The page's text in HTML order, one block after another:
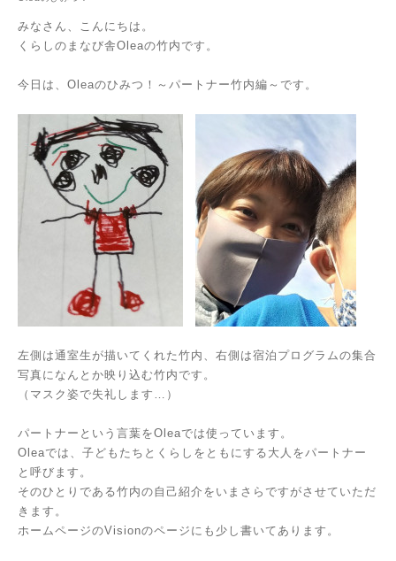
みなさん、こんにちは。
くらしのまなび舎Oleaの竹内です。
今日は、Oleaのひみつ！～パートナー竹内編～です。
左側は通室生が描いてくれた竹内、右側は宿泊プログラムの集合
写真になんとか映り込む竹内です。
（マスク姿で失礼します…）
パートナーという言葉をOleaでは使っています。
Oleaでは、子どもたちとくらしをともにする大人をパートナー
と呼びます。
そのひとりである竹内の自己紹介をいまさらですがさせていただ
きます。
ホームページのVisionのページにも少し書いてあります。